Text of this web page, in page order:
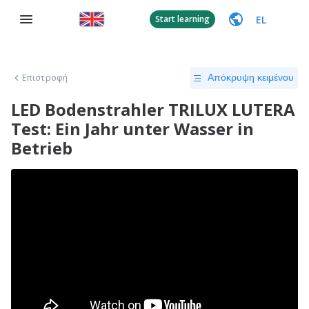
Start learning EL
Επιστροφή Απόκρυψη κειμένου
LED Bodenstrahler TRILUX LUTERA
Test: Ein Jahr unter Wasser in
Betrieb